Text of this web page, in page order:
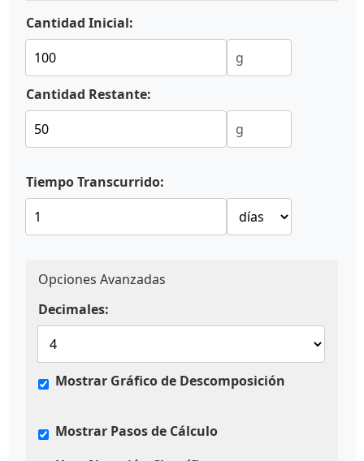
Cantidad Inicial:
Cantidad Restante:
Tiempo Transcurrido:
Opciones Avanzadas
Decimales:
Mostrar Gráfico de Descomposición
Mostrar Pasos de Cálculo